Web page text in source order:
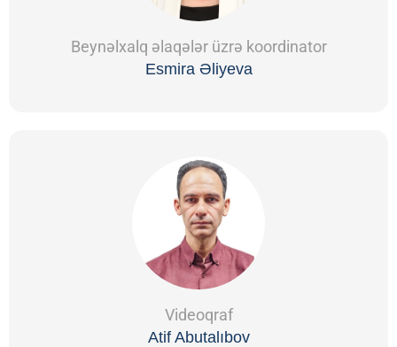
Beynəlxalq əlaqələr üzrə koordinator
Esmira Əliyeva
Videoqraf
Atif Abutalıbov